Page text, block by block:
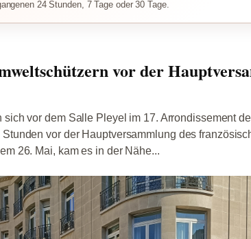
24 Stunden, 7 Tage oder 30 Tage.
vor der
vor dem Salle Pleyel im 17. Arrondissement
vor der Hauptversammlung des
26. Mai, kam es in der Nähe...